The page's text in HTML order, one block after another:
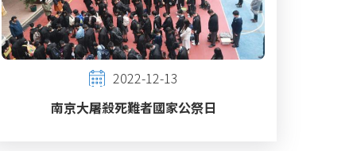
2022-12-13
南京大屠殺死難者國家公祭日